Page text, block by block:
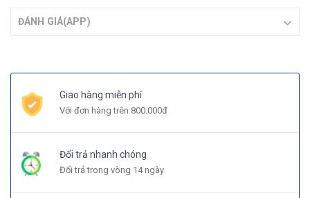
ĐÁNH GIÁ(APP)
Giao hàng miễn phí
Với đơn hàng trên 800.000đ
Đổi trả nhanh chóng
Đổi trả trong vòng 14 ngày